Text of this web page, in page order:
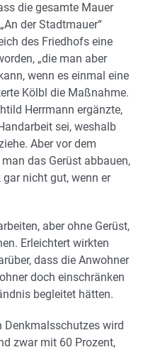
die gesamte Mauer
der Stadtmauer“
des Friedhofs eine
„die man aber
wenn es einmal eine
Kölbl die Maßnahme.
Herrmann ergänzte,
sei, weshalb
Aber vor dem
das Gerüst abbauen,
nicht gut, wenn er
aber ohne Gerüst,
Erleichtert wirkten
dass die Anwohner
doch einschränken
begleitet hätten.
Denkmalsschutzes wird
zwar mit 60 Prozent,